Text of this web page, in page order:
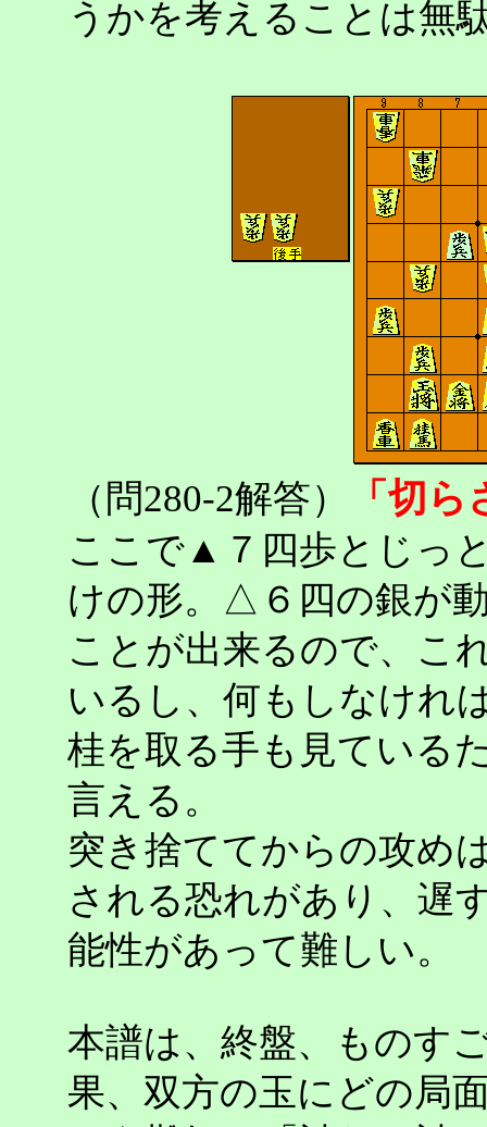
うかを考えることは無
（問280-2解答） 「切
ここで▲７四歩とじっ
けの形。△６四の銀が
ことが出来るので、こ
いるし、何もしなけ
桂を取る手も見ている
言える。
突き捨ててからの攻め
される恐れがあり、遅
能性があって難しい。
本譜は、終盤、ものす
果、双方の玉にどの局